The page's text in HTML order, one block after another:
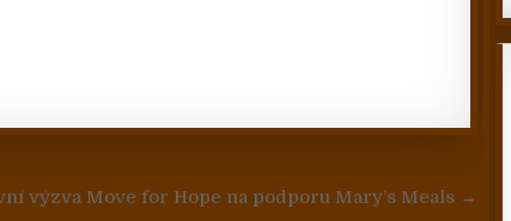
výzva Move for Hope na podporu Mary’s Meals →